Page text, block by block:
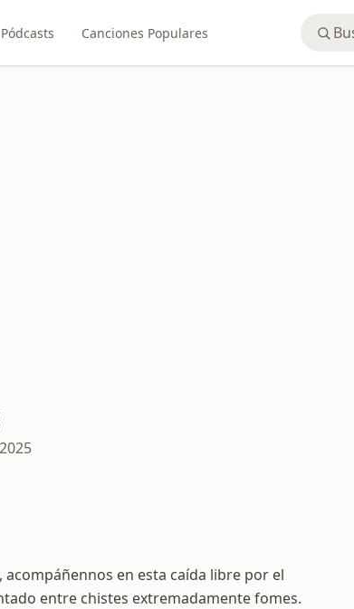
Pódcasts Canciones Populares
en esta caída libre por el
entre chistes extremadamente fomes.